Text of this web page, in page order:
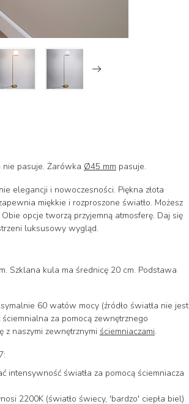
pasuje. Żarówka Ø45 mm pasuje.
elegancji i nowoczesności. Piękna złota
miękkie i rozproszone światło. Możesz
opcje tworzą przyjemną atmosferę. Daj się
luksusowy wygląd.
Szklana kula ma średnicę 20 cm. Podstawa
60 watów mocy (źródło światła nie jest
za pomocą zewnętrznego
z naszymi zewnętrznymi ściemniaczami.
intensywność światła za pomocą ściemniacza
2200K (światło świecy, 'bardzo' ciepła biel)